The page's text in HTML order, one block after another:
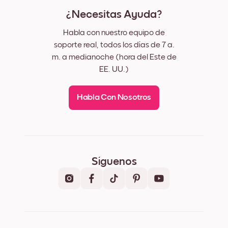
¿Necesitas Ayuda?
Habla con nuestro equipo de
soporte real, todos los días de 7 a.
m. a medianoche (hora del Este de
EE. UU.)
Habla Con Nosotros
Síguenos